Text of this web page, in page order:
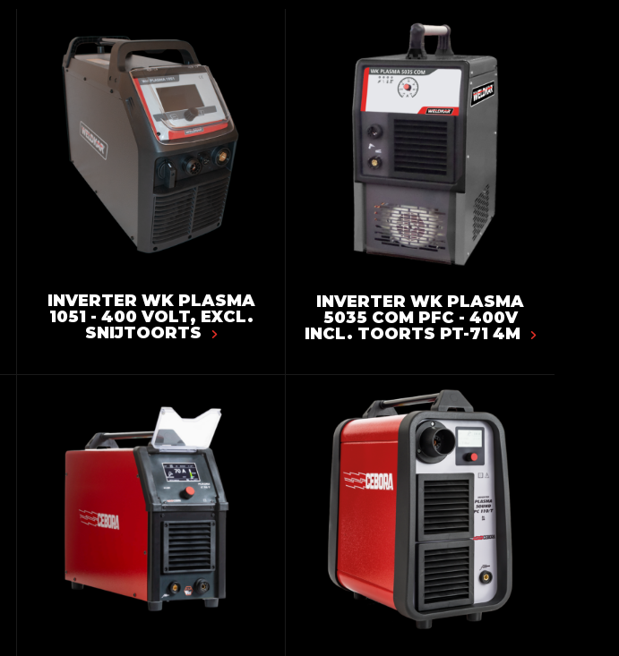
INVERTER WK PLASMA
1051 - 400 VOLT, EXCL.
SNIJTOORTS
INVERTER WK PLASMA
5035 COM PFC - 400V
INCL. TOORTS PT-71 4M